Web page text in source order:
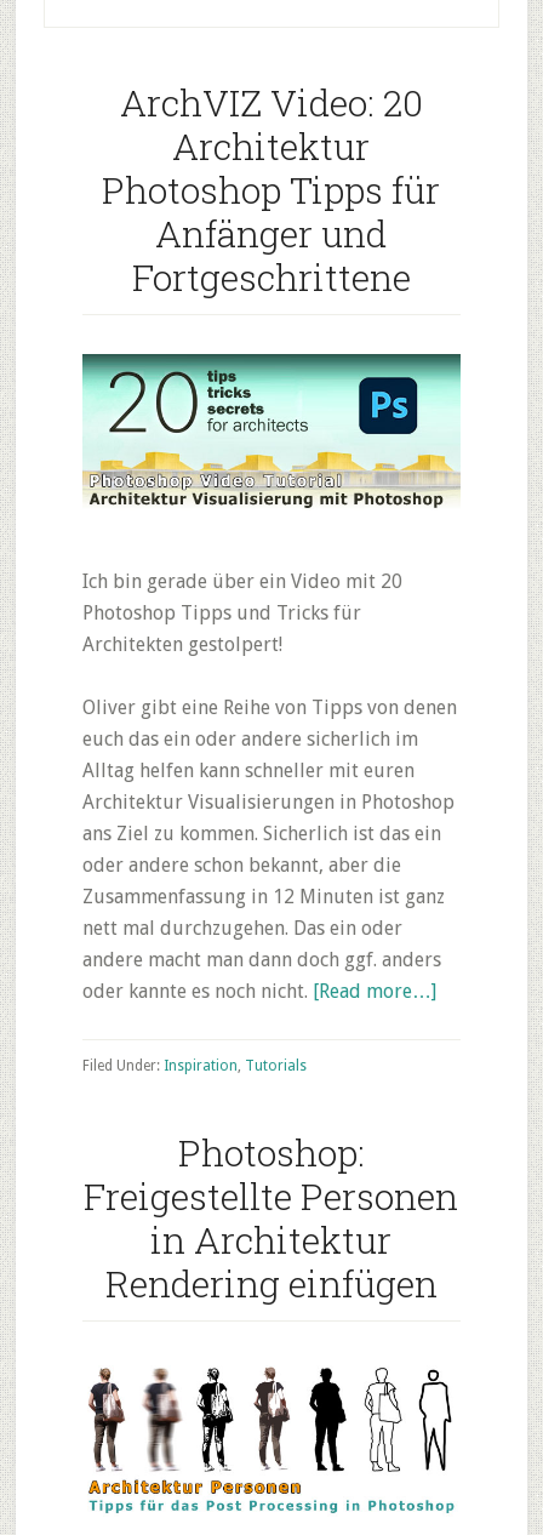
ArchVIZ Video: 20
Architektur
Photoshop Tipps für
Anfänger und
Fortgeschrittene
Ich bin gerade über ein Video mit 20
Photoshop Tipps und Tricks für
Architekten gestolpert!
Oliver gibt eine Reihe von Tipps von denen
euch das ein oder andere sicherlich im
Alltag helfen kann schneller mit euren
Architektur Visualisierungen in Photoshop
ans Ziel zu kommen. Sicherlich ist das ein
oder andere schon bekannt, aber die
Zusammenfassung in 12 Minuten ist ganz
nett mal durchzugehen. Das ein oder
andere macht man dann doch ggf. anders
oder kannte es noch nicht. [Read more…]about
Architektur
für
Filed Under: Inspiration, Tutorials
Photoshop:
Freigestellte Personen
in Architektur
Rendering einfügen